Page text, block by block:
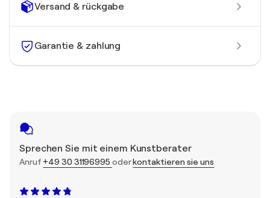
Versand & rückgabe
Garantie & zahlung
Sprechen Sie mit einem Kunstberater
Anruf +49 30 31196995 oderkontaktieren sie uns